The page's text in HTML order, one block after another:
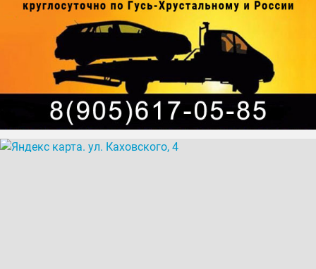
техника видеонаблюдения
турникеты
установка дверных блоков
установка домофонов
установка лоджий
установка окон
установка окон ПВХ
установка систем безопасности
установка систем видеонаблюдения
установка турникетов
установка шлагбаумов
шлагбаумы